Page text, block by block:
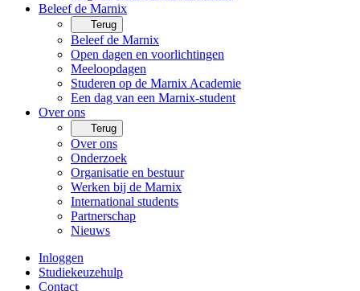
Beleef de Marnix
Terug
Beleef de Marnix
Open dagen en voorlichtingen
Meeloopdagen
Studeren op de Marnix Academie
Een dag van een Marnix-student
Over ons
Terug
Over ons
Onderzoek
Organisatie en bestuur
Werken bij de Marnix
International students
Partnerschap
Nieuws
Inloggen
Studiekeuzehulp
Contact